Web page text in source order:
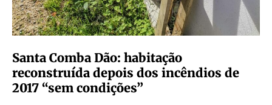
Santa Comba Dão: habitação
reconstruída depois dos incêndios de
2017 “sem condições”